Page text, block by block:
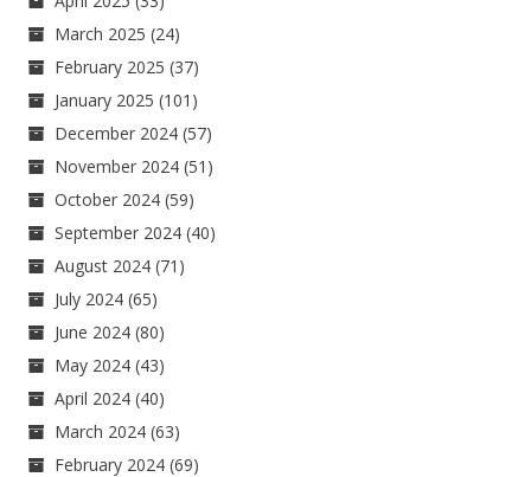
March 2025 (24)
February 2025 (37)
January 2025 (101)
December 2024 (57)
November 2024 (51)
October 2024 (59)
September 2024 (40)
August 2024 (71)
July 2024 (65)
June 2024 (80)
May 2024 (43)
April 2024 (40)
March 2024 (63)
February 2024 (69)